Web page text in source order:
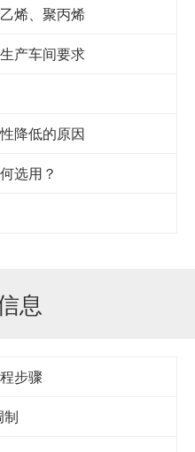
烯、聚丙烯
产车间要求
降低的原因
选用？
息
步骤
制